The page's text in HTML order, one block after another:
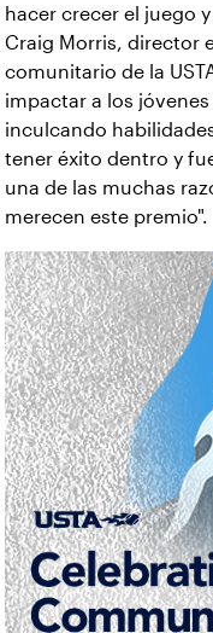
hacer crecer el juego
Craig Morris, director
comunitario de la
impactar a los
inculcando
tener éxito dentro y
una de las muchas
merecen este premio".